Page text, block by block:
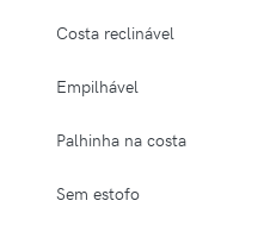
Costa reclinável
Empilhável
Palhinha na costa
Sem estofo